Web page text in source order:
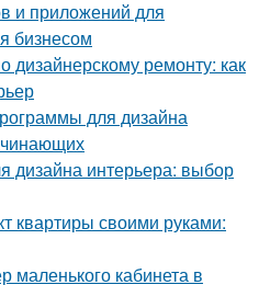
и приложений для
бизнесом
дизайнерскому ремонту: как
для дизайна
дизайна интерьера: выбор
квартиры своими руками:
маленького кабинета в